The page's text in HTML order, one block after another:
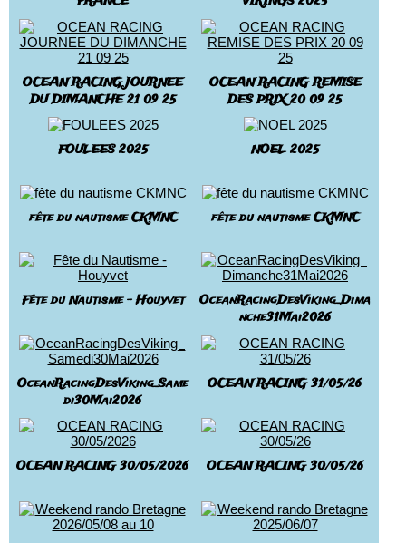
OCEAN RACING JOURNEE
DU DIMANCHE 21 09 25
OCEAN RACING REMISE
DES PRIX 20 09 25
FOULEES 2025 NOEL 2025
fête du nautisme CKMNC fête du nautisme CKMNC
Fête du Nautisme - Houyvet
OceanRacingDesViking_Dima
nche31Mai2026
OceanRacingDesViking_Same
di30Mai2026
OCEAN RACING 31/05/26
OCEAN RACING 30/05/2026 OCEAN RACING 30/05/26